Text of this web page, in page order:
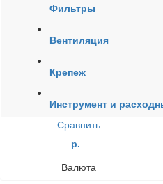
Фильтры
Вентиляция
Крепеж
Инструмент и
Сравнить
р.
Валюта